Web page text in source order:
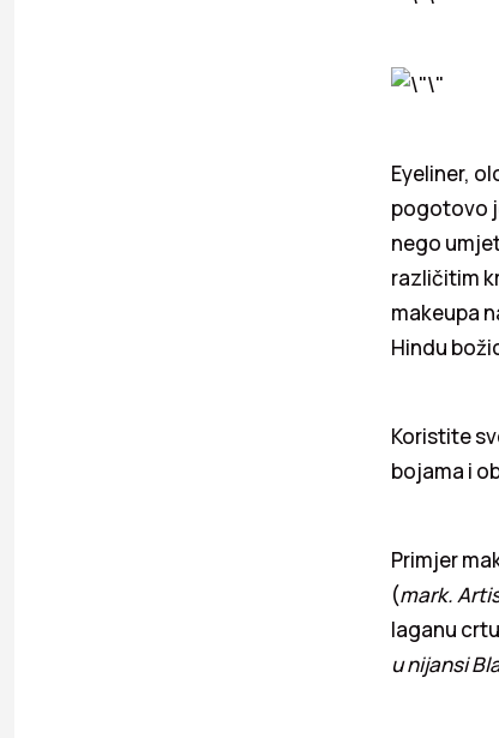
Eyeliner,
pogotovo
nego
različitim
makeupa
Hindu
Koristite
bojama i
Primjer
(mark.
laganu
u nijansi